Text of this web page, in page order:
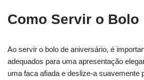
Como Servir o Bolo
Ao servir o bolo de aniversário, é
adequados para uma apresentação
uma faca afiada e deslize-a suavemente